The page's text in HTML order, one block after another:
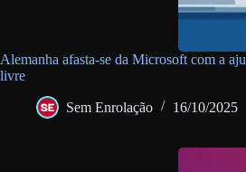
Alemanha afasta-se da Microsoft com a
livre
Sem Enrolação 16/10/2025